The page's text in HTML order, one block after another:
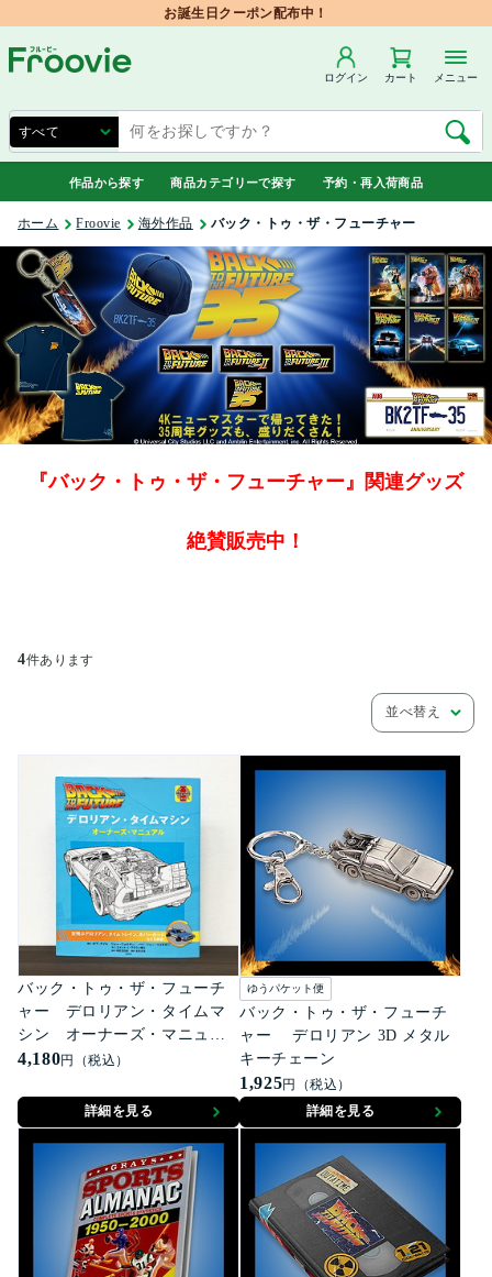
お誕生日クーポン配布中！
ログイン カート メニュー
作品から探す 商品カテゴリーで探す 予約・再入荷商品
ホーム Froovie 海外作品 バック・トゥ・ザ・フューチャー
『バック・トゥ・ザ・フューチャー』関連グッズ
絶賛販売中！
4件あります
並べ替え
バック・トゥ・ザ・フューチ
ャー デロリアン・タイムマ
シン オーナーズ・マニュア
ル
4,180円（税込）
詳細を見る
ゆうパケット便
バック・トゥ・ザ・フューチ
ャー デロリアン 3D メタル
キーチェーン
1,925円（税込）
詳細を見る